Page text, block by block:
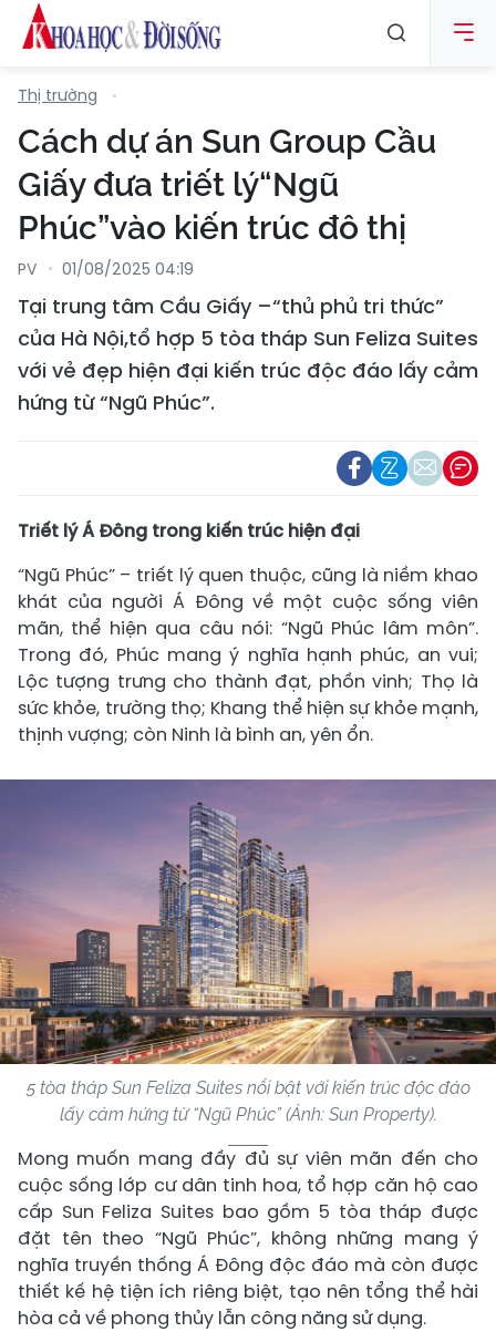
Thị trường
Cách dự án Sun Group Cầu
Giấy đưa triết lý“Ngũ
Phúc”vào kiến trúc đô thị
PV 01/08/2025 04:19
Tại trung tâm Cầu Giấy –“thủ phủ tri thức”
của Hà Nội,tổ hợp 5 tòa tháp Sun Feliza Suites
với vẻ đẹp hiện đại kiến trúc độc đáo lấy cảm
hứng từ “Ngũ Phúc”.
Triết lý Á Đông trong kiến trúc hiện đại
“Ngũ Phúc” – triết lý quen thuộc, cũng là niềm khao
khát của người Á Đông về một cuộc sống viên
mãn, thể hiện qua câu nói: “Ngũ Phúc lâm môn”.
Trong đó, Phúc mang ý nghĩa hạnh phúc, an vui;
Lộc tượng trưng cho thành đạt, phồn vinh; Thọ là
sức khỏe, trường thọ; Khang thể hiện sự khỏe mạnh,
thịnh vượng; còn Ninh là bình an, yên ổn.
5 tòa tháp Sun Feliza Suites nổi bật với kiến trúc độc đáo
lấy cảm hứng từ “Ngũ Phúc” (Ảnh: Sun Property).
Mong muốn mang đầy đủ sự viên mãn đến cho
cuộc sống lớp cư dân tinh hoa, tổ hợp căn hộ cao
cấp Sun Feliza Suites bao gồm 5 tòa tháp được
đặt tên theo “Ngũ Phúc”, không những mang ý
nghĩa truyền thống Á Đông độc đáo mà còn được
thiết kế hệ tiện ích riêng biệt, tạo nên tổng thể hài
hòa cả về phong thủy lẫn công năng sử dụng.